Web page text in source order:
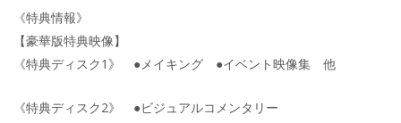
《特典情報》
【豪華版特典映像】
《特典ディスク1》 ●メイキング ●イベント映像集 他
《特典ディスク2》 ●ビジュアルコメンタリー